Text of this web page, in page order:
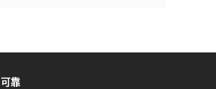
可靠